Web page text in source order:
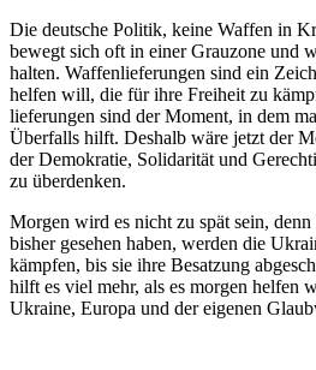
Die deutsche Politik, keine Waffen in
bewegt sich oft in einer Grauzone und
halten. Waffen­lie­fe­rungen sind ein
helfen will, die für ihre Freiheit zu
lie­fe­rungen sind der Moment, in dem
Überfalls hilft. Deshalb wäre jetzt der
der Demokratie, Solida­rität und
zu überdenken.
Morgen wird es nicht zu spät sein,
bisher gesehen haben, werden die
kämpfen, bis sie ihre Besatzung
hilft es viel mehr, als es morgen helfen
Ukraine, Europa und der eigenen